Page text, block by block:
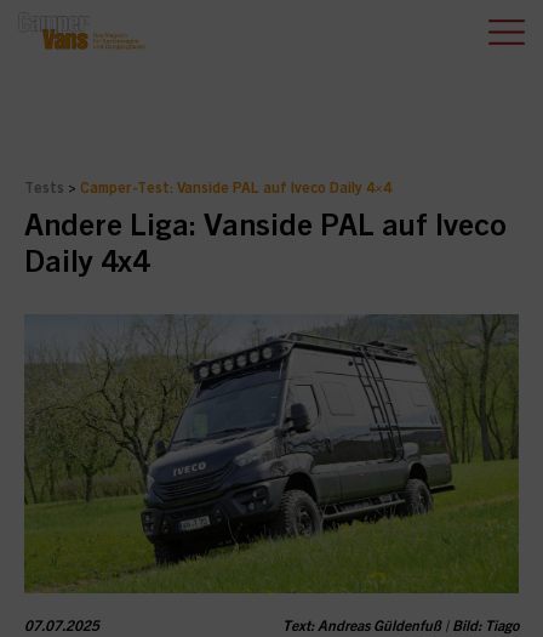
Tests > Camper-Test: Vanside PAL auf Iveco Daily 4×4
Andere Liga: Vanside PAL auf Iveco
Daily 4x4
07.07.2025
Text: Andreas Güldenfuß | Bild: Tiago